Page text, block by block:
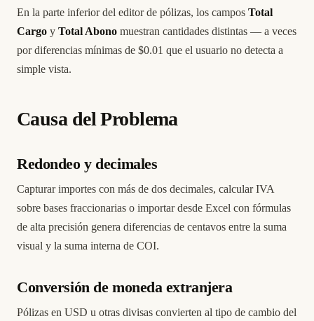
En la parte inferior del editor de pólizas, los campos Total
Cargo y Total Abono muestran cantidades distintas — a veces
por diferencias mínimas de $0.01 que el usuario no detecta a
simple vista.
Causa del Problema
Redondeo y decimales
Capturar importes con más de dos decimales, calcular IVA
sobre bases fraccionarias o importar desde Excel con fórmulas
de alta precisión genera diferencias de centavos entre la suma
visual y la suma interna de COI.
Conversión de moneda extranjera
Pólizas en USD u otras divisas convierten al tipo de cambio del